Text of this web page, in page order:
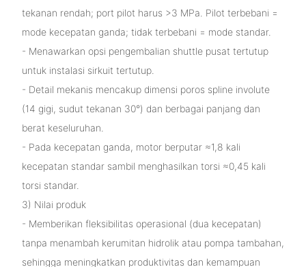
tekanan rendah; port pilot harus >3 MPa. Pilot terbebani =
mode kecepatan ganda; tidak terbebani = mode standar.
- Menawarkan opsi pengembalian shuttle pusat tertutup
untuk instalasi sirkuit tertutup.
- Detail mekanis mencakup dimensi poros spline involute
(14 gigi, sudut tekanan 30°) dan berbagai panjang dan
berat keseluruhan.
- Pada kecepatan ganda, motor berputar ≈1,8 kali
kecepatan standar sambil menghasilkan torsi ≈0,45 kali
torsi standar.
3) Nilai produk
- Memberikan fleksibilitas operasional (dua kecepatan)
tanpa menambah kerumitan hidrolik atau pompa tambahan,
sehingga meningkatkan produktivitas dan kemampuan